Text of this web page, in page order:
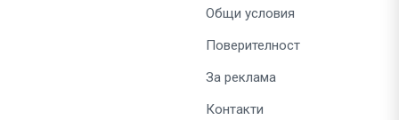
Общи условия
Поверителност
За реклама
Контакти